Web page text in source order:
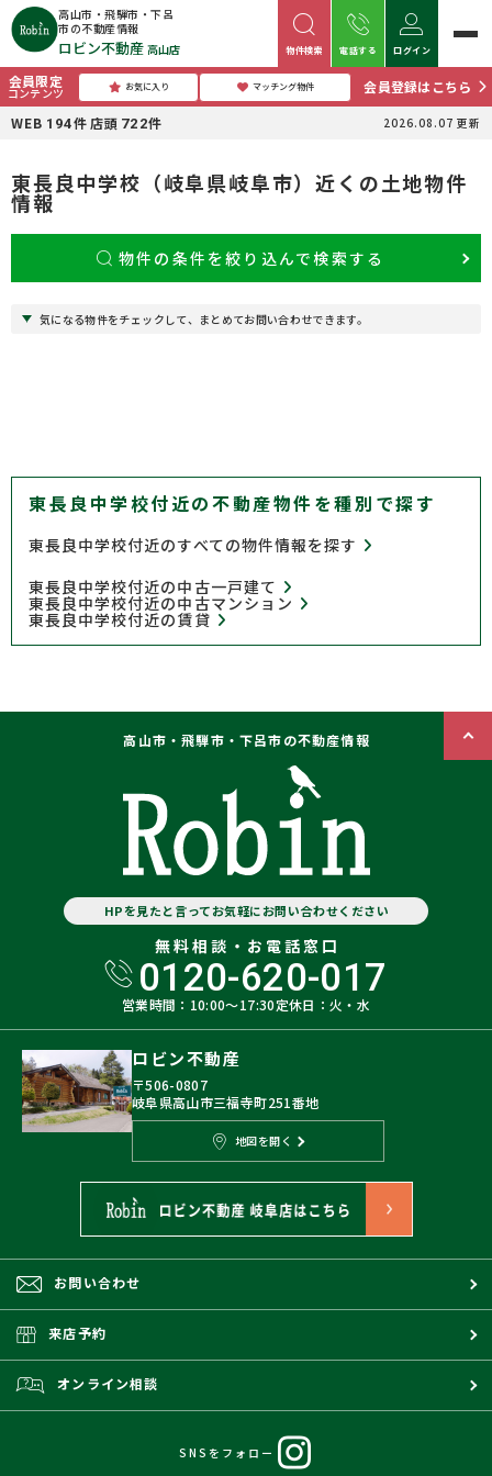
高山市・飛騨市・下呂
市の不動産情報
ロビン不動産 高山店 物件検索 電話する ログイン
会員限定
コンテンツ お気に入り マッチング物件
会員登録はこちら
WEB 194件 店頭 722件 2026.08.07 更新
東長良中学校（岐阜県岐阜市）近くの土地物件
情報
物件の条件を絞り込んで検索する
気になる物件をチェックして、まとめてお問い合わせできます。
東長良中学校付近の不動産物件を種別で探す
東長良中学校付近のすべての物件情報を探す
東長良中学校付近の中古一戸建て
東長良中学校付近の中古マンション
東長良中学校付近の賃貸
高山市・飛騨市・下呂市の不動産情報
HPを見たと言ってお気軽にお問い合わせください
無料相談・お電話窓口
0120-620-017
営業時間：10:00〜17:30定休日：火・水
ロビン不動産
〒506-0807
岐阜県高山市三福寺町251番地
地図を開く
お問い合わせ
来店予約
オンライン相談
SNSをフォロー